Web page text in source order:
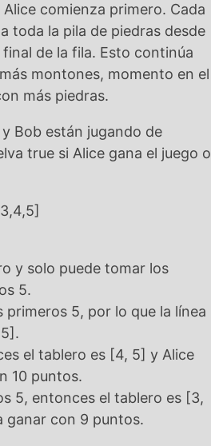
comienza primero. Cada
toda la pila de piedras desde
de la fila. Esto continúa
montones, momento en el
más piedras.
Bob están jugando de
true si Alice gana el juego o
y solo puede tomar los
5.
primeros 5, por lo que la línea
el tablero es [4, 5] y Alice
10 puntos.
5, entonces el tablero es [3,
ganar con 9 puntos.